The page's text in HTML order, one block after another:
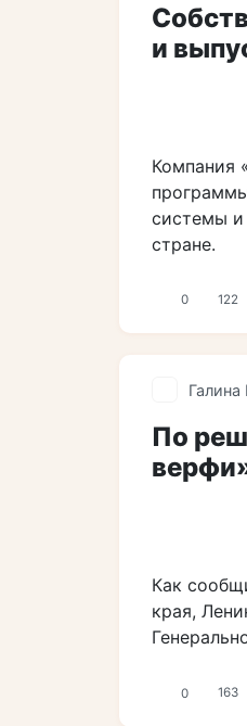
и
Компания
системы и
стране.
0 122
По
Как
края,
0 163